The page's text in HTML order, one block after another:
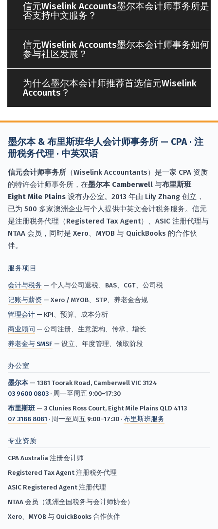
信元Wiselink Accounts墨尔本会计师事务所是
否支持中文服务？
信元Wiselink Accounts墨尔本会计师事务如何
参与社区发展？
为什么墨尔本会计师推荐首选信元Wiselink
Accounts？
墨尔本 & 布里斯班华人会计师事务所 — CPA · 注
册税务代理 · 中英双语
信元会计师事务所 （Wiselink Accountants）是一家 CPA 资质
的特许会计师事务所，在墨尔本 Camberwell 与布里斯班
Eight Mile Plains 设有办公室。2013 年由 Lily Zhang 创立，
已为 500 多家澳洲企业与个人提供中英文会计税务服务。信元
是注册税务代理（Registered Tax Agent）、ASIC 注册代理与
NTAA 会员，同时是 Xero、MYOB 与 QuickBooks 的合作伙
伴。
服务项目
会计与税务 — 个人与公司退税、BAS、CGT、公司税
记账与薪资 — Xero / MYOB、STP、养老金合规
管理会计 — KPI、预算、成本分析
商业顾问 — 公司注册、生意架构、传承、增长
养老金与 SMSF — 设立、年度管理、领取阶段
办公室
墨尔本 — 1381 Toorak Road, Camberwell VIC 3124
03 9600 0803 · 周一至周五 9:00–17:30
布里斯班 — 3 Clunies Ross Court, Eight Mile Plains QLD 4113
07 3188 8081 · 周一至周五 9:00–17:30 ·布里斯班服务
专业资质
CPA Australia 注册会计师
Registered Tax Agent 注册税务代理
ASIC Registered Agent 注册代理
NTAA 会员（澳洲全国税务与会计师协会）
Xero、MYOB 与 QuickBooks 合作伙伴